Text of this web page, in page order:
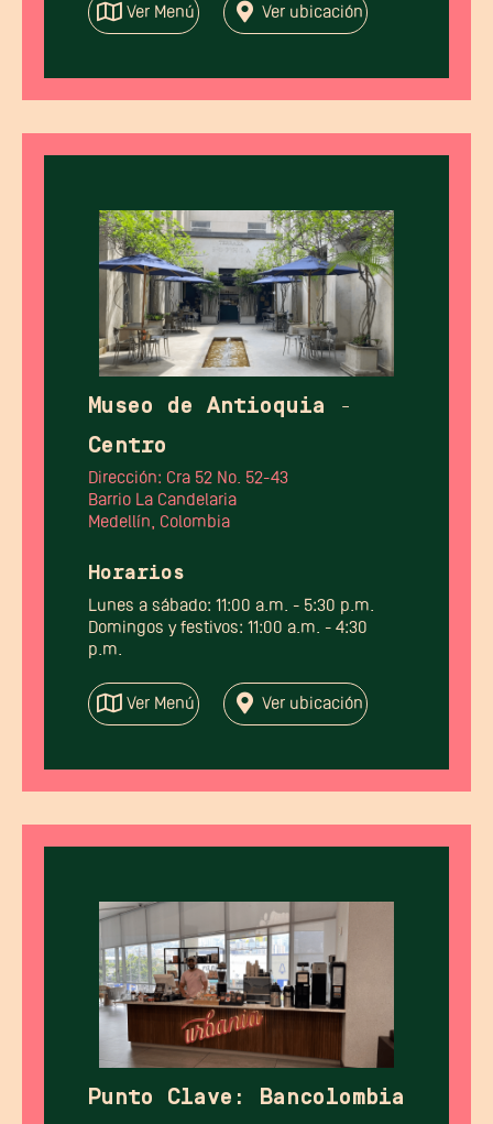
Ver Menú Ver ubicación
Museo de Antioquia -
Centro
Dirección: Cra 52 No. 52-43
Barrio La Candelaria
Medellín, Colombia
Horarios
Lunes a sábado: 11:00 a.m. - 5:30 p.m.
Domingos y festivos: 11:00 a.m. - 4:30
p.m.
Ver Menú Ver ubicación
Punto Clave: Bancolombia